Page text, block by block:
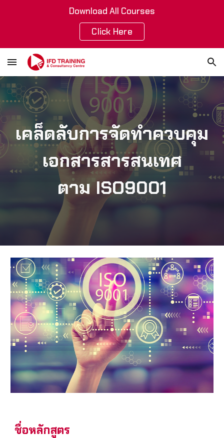
Download All Courses
Click Here
เคล็ดลับการจัดทำควบคุม
เอกสารสารสนเทศ
ตาม ISO9001
ชื่อหลักสูตร